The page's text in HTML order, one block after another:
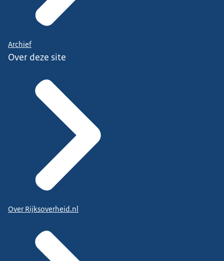
Archief
Over deze site
Over Rijksoverheid.nl